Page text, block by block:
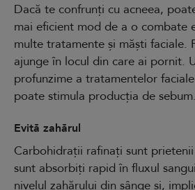
Dacă te confrunți cu acneea,
mai eficient mod de a o combate
multe tratamente și măști faciale.
ajunge în locul din care ai pornit.
profunzime a tratamentelor
poate stimula producția de sebum.
Evită zahărul
Carbohidrații rafinați sunt
sunt absorbiți rapid în fluxul
nivelul zahărului din sânge și,